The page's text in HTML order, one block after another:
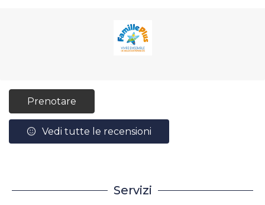
Prenotare
Vedi tutte le recensioni
Servizi